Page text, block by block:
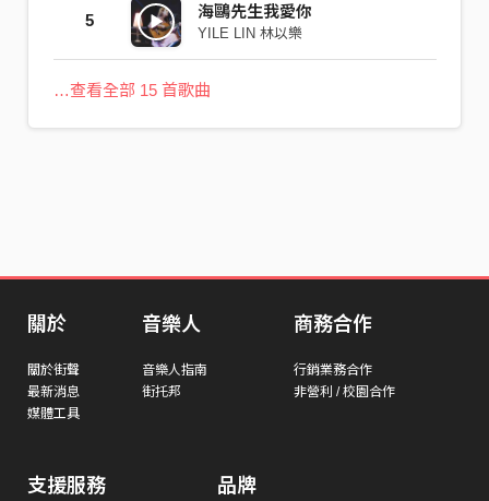
5 海鷗先生我愛你
YILE LIN 林以樂
…查看全部 15 首歌曲
關於
關於街聲
最新消息
媒體工具
音樂人
音樂人指南
街托邦
商務合作
行銷業務合作
非營利 / 校園合作
支援服務 品牌